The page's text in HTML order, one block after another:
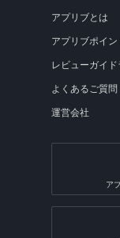
アプリブとは
アプリブポイン
レビューガイド
よくあるご質問
運営会社
ア